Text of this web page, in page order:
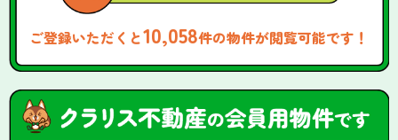
ご登録いただくと10,058件の物件が閲覧可能です！